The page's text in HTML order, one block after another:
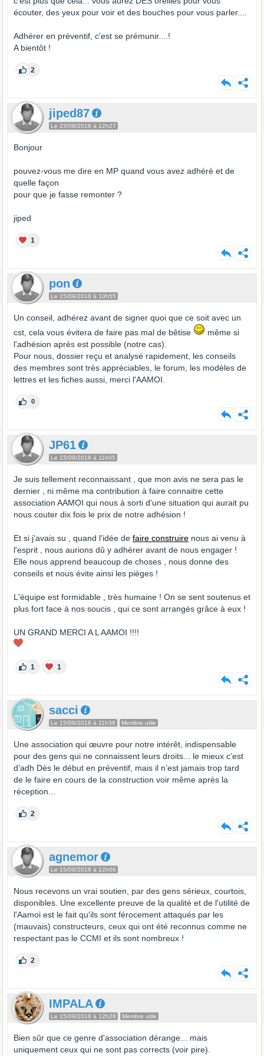
écouter, des yeux pour voir et des bouches pour vous parler....
Adhérer en préventif, c'est se prémunir....!
A bientôt !
2
jiped87
Le 23/08/2018 à 12h27
Bonjour
pouvez-vous me dire en MP quand vous avez adhéré et de
quelle façon
pour que je fasse remonter ?
jiped
1
pon
Le 15/09/2018 à 10h55
Un conseil, adhérez avant de signer quoi que ce soit avec un
cst, cela vous évitera de faire pas mal de bêtise
même si
l'adhésion après est possible (notre cas).
Pour nous, dossier reçu et analysé rapidement, les conseils
des membres sont très appréciables, le forum, les modèles de
lettres et les fiches aussi, merci l'AAMOI.
0
JP61
Le 15/09/2018 à 11h05
Je suis tellement reconnaissant , que mon avis ne sera pas le
dernier , ni même ma contribution à faire connaitre cette
association AAMOI qui nous à sorti d'une situation qui aurait pu
nous couter dix fois le prix de notre adhésion !
Et si j'avais su , quand l'idée de faire construire nous ai venu à
l'esprit , nous aurions dû y adhérer avant de nous engager !
Elle nous apprend beaucoup de choses , nous donne des
conseils et nous évite ainsi les pièges !
L'équipe est formidable , très humaine ! On se sent soutenus et
plus fort face à nos soucis , qui ce sont arrangés grâce à eux !
UN GRAND MERCI A L AAMOI !!!!
1 1
sacci
Le 15/09/2018 à 11h38 Membre utile
Une association qui œuvre pour notre intérêt, indispensable
pour des gens qui ne connaissent leurs droits... le mieux c’est
d’adh Dès le début en préventif, mais il n’est jamais trop tard
de le faire en cours de la construction voir même après la
réception...
2
agnemor
Le 15/09/2018 à 12h06
Nous recevons un vrai soutien, par des gens sérieux, courtois,
disponibles. Une excellente preuve de la qualité et de l'utilité de
l'Aamoi est le fait qu'ils sont férocement attaqués par les
(mauvais) constructeurs, ceux qui ont été reconnus comme ne
respectant pas le CCMI et ils sont nombreux !
2
IMPALA
Le 15/09/2018 à 12h28 Membre utile
Bien sûr que ce genre d'association dérange... mais
uniquement ceux qui ne sont pas corrects (voir pire).